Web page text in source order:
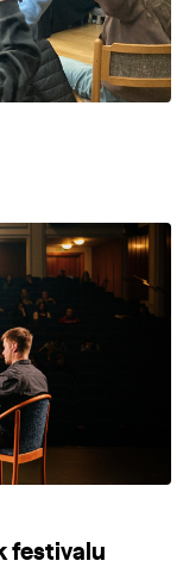
festivalu